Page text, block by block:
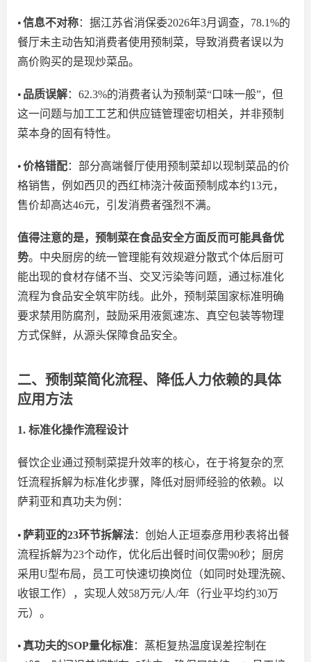
•信息不对称：据江苏省消保委2026年3月调查，78.1%的
餐厅未主动告知消费者使用预制菜，导致消费者误以为
高价购买的是现炒菜品。
• 品质误解： 62.3%的消费者认为预制菜“口味一般”，但
这一问题与加工工艺和供应链管理密切相关，并非预制
菜本身的固有特性。
•价格错配：部分高端餐厅使用预制菜却以现制 菜品的价
格销售， 例如西贝的西红柿浇汁莜面预制成本约13元，
售价却高达46元， 引发消费者强烈不满。
值得注意的是，预制菜在食品安全方面反而可能具备优
势。 中央厨房的统一管理能有效规避分散式个体后厨可
能出现的食材存储不当、交叉污染等问题，通过标准化
流程为食品安全筑牢防线。
此外，预制菜国家标准明确
要求禁用防腐剂，鼓励采用 液氮速冻、真空包装等物理
方式保鲜，从源头保障食品安全。
二、预制菜简化流程、降低人力依赖的具体
应用方法
1. 标准化操作流程设计
餐饮企业通过预制菜提升效率的核心，在于将复杂的烹
饪流程拆解为标准化步骤，降低对厨师经验的依赖。以
萨莉亚和真功夫为例：
•萨莉亚的23环节拆解法：创始人正垣泰彦用秒表将出餐
流程拆解为23个动作，优化后出餐时间仅需90秒 ； 厨房
采用U型布局，员工可快速切换岗位（如同时处理洗碗、
收银工作），实现人效58万元/人/年（行业平均约30万
元）。
• 真功夫的SOP量化标准：蒸柜复热温度误差控制在